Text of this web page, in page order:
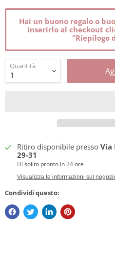
Hai un buono regalo o
inserirlo al checkout
"Riepilogo
Quantità
Ritiro disponibile presso Via
29-31
Di solito pronto in 24 ore
Visualizza le informazioni sul
Condividi questo: